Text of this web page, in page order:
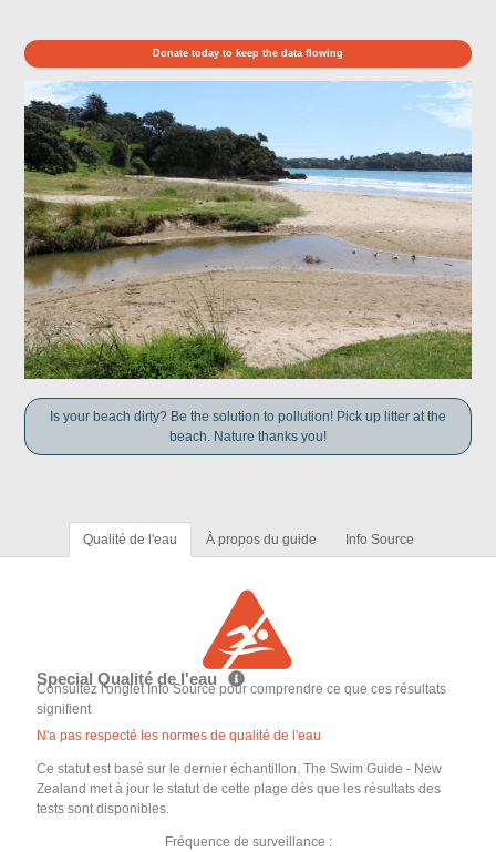
Donate today to keep the data flowing
Is your beach dirty? Be the solution to pollution! Pick up litter at the
beach. Nature thanks you!
Qualité de l'eau À propos du guide Info Source
Special Qualité de l'eau
Consultez l'onglet Info Source pour comprendre ce que ces résultats
signifient
N'a pas respecté les normes de qualité de l'eau
Ce statut est basé sur le dernier échantillon. The Swim Guide - New
Zealand met à jour le statut de cette plage dès que les résultats des
tests sont disponibles.
Fréquence de surveillance :